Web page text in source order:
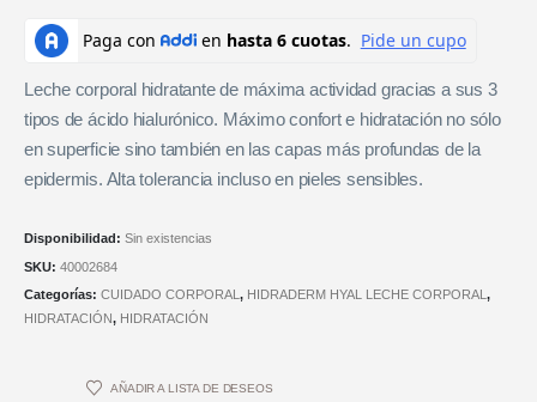
Leche corporal hidratante de máxima actividad gracias a sus 3
tipos de ácido hialurónico. Máximo confort e hidratación no sólo
en superficie sino también en las capas más profundas de la
epidermis. Alta tolerancia incluso en pieles sensibles.
Disponibilidad: Sin existencias
SKU: 40002684
Categorías: CUIDADO CORPORAL , HIDRADERM HYAL LECHE CORPORAL ,
HIDRATACIÓN, HIDRATACIÓN
AÑADIR A LISTA DE DESEOS